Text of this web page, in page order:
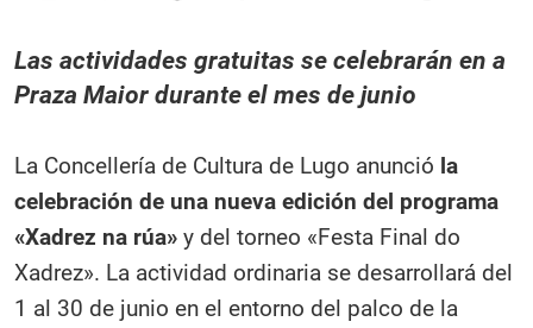
Las actividades gratuitas se celebrarán en a
Praza Maior durante el mes de junio
La Concellería de Cultura de Lugo anunció la
celebración de una nueva edición del programa
«Xadrez na rúa» y del torneo «Festa Final do
Xadrez». La actividad ordinaria se desarrollará del
1 al 30 de junio en el entorno del palco de la